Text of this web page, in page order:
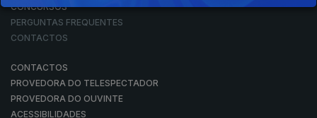
CONCURSOS
PERGUNTAS FREQUENTES
CONTACTOS
CONTACTOS
PROVEDORA DO TELESPECTADOR
PROVEDORA DO OUVINTE
ACESSIBILIDADES